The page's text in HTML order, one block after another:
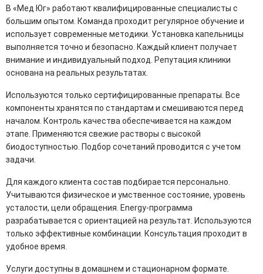
В «Мед Юг» работают квалифицированные специалисты с
большим опытом. Команда проходит регулярное обучение и
использует современные методики. Установка капельницы
выполняется точно и безопасно. Каждый клиент получает
внимание и индивидуальный подход. Репутация клиники
основана на реальных результатах.
Используются только сертифицированные препараты. Все
компоненты хранятся по стандартам и смешиваются перед
началом. Контроль качества обеспечивается на каждом
этапе. Применяются свежие растворы с высокой
биодоступностью. Подбор сочетаний проводится с учетом
задачи.
Для каждого клиента состав подбирается персонально.
Учитываются физическое и умственное состояние, уровень
усталости, цели обращения. Energy-программа
разрабатывается с ориентацией на результат. Используются
только эффективные комбинации. Консультация проходит в
удобное время.
Услуги доступны в домашнем и стационарном формате.